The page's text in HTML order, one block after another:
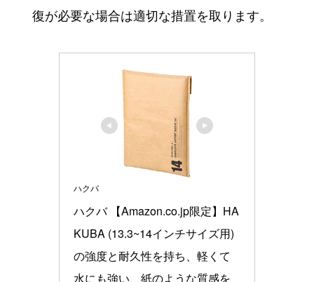
復が必要な場合は適切な措置を取ります。
ハクバ
ハクバ 【Amazon.co.jp限定】HA
KUBA (13.3~14インチサイズ用)
の強度と耐久性を持ち、軽くて
水にも強い、紙のような質感を